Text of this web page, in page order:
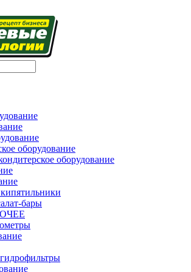
оборудование
оборудование
бары